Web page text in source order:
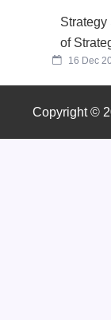
Strategy
of
16 Dec
Copyright ©